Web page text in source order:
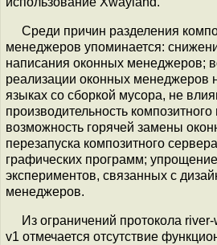
Среди причин разделения
менеджеров упоминается:
написания оконных менеджеров;
реализации оконных менеджеров
языках со сборкой мусора, не
производительность
возможность горячей замены
перезапуска композитного
графических программ;
экспериментов, связанных с
менеджеров.
Из ограничений протокола
v1 отмечается отсутствие